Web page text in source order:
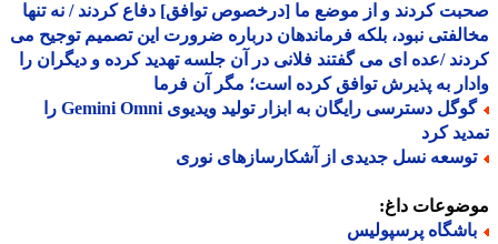
کردند و از موضع ما [درخصوص توافق] دفاع کردند / نه تنها
نبود، بلکه فرماندهان درباره ضرورت این تصمیم توجیح می
/عده ای می گفتند فلانی در آن جلسه تهدید کرده و دیگران را
به پذیرش توافق کرده است؛ مگر آن فرما
گوگل دسترسی رایگان به ابزار تولید ویدیوی Gemini Omni را
کرد
نسل جدیدی از آشکارسازهای نوری
داغ:
پرسپولیس